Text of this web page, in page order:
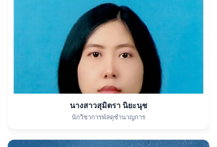
นางสาวสุมิตรา นิยะนุช
นักวิชาการพัสดุชำนาญการ